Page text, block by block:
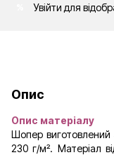
Увійти для
Опис
Опис матеріалу
Шопер виготовлений
230 г/м². Матеріал